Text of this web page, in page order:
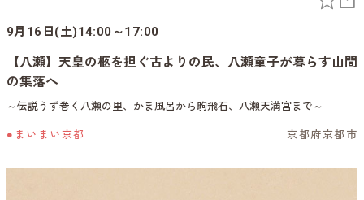
9月16日(土)14:00～17:00
【八瀬】天皇の柩を担ぐ古よりの民、八瀬童子が暮らす山間
の集落へ
～伝説うず巻く八瀬の里、かま風呂から駒飛石、八瀬天満宮まで～
●まいまい京都 京都府京都市